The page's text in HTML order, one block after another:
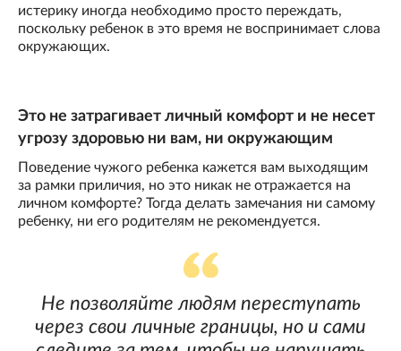
истерику иногда необходимо просто переждать,
поскольку ребенок в это время не воспринимает слова
окружающих.
Это не затрагивает личный комфорт и не несет
угрозу здоровью ни вам, ни окружающим
Поведение чужого ребенка кажется вам выходящим
за рамки приличия, но это никак не отражается на
личном комфорте? Тогда делать замечания ни самому
ребенку, ни его родителям не рекомендуется.
Не позволяйте людям переступать
через свои личные границы, но и сами